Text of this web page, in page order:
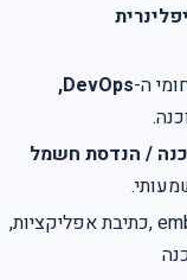
ה-
DevOps,
/ הנדסת חשמל
כתיבת קוד - C++/C# ,ניסיון ב- embedded ,כתיבת אפליקציות,